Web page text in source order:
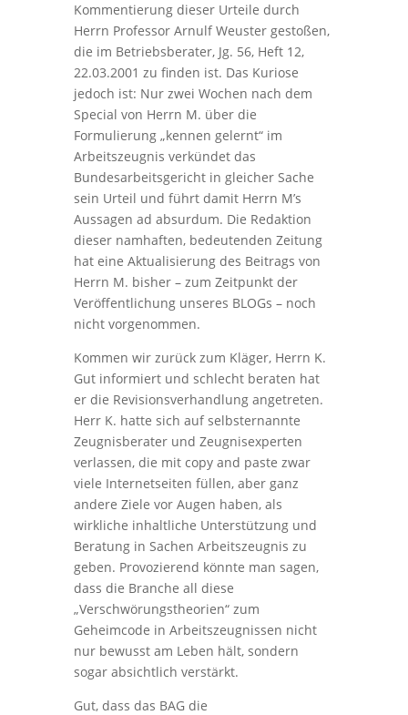
Kommentierung dieser Urteile durch
Herrn Professor Arnulf Weuster gestoßen,
die im Betriebsberater, Jg. 56, Heft 12,
22.03.2001 zu finden ist. Das Kuriose
jedoch ist: Nur zwei Wochen nach dem
Special von Herrn M. über die
Formulierung „kennen gelernt“ im
Arbeitszeugnis verkündet das
Bundesarbeitsgericht in gleicher Sache
sein Urteil und führt damit Herrn M’s
Aussagen ad absurdum. Die Redaktion
dieser namhaften, bedeutenden Zeitung
hat eine Aktualisierung des Beitrags von
Herrn M. bisher – zum Zeitpunkt der
Veröffentlichung unseres BLOGs – noch
nicht vorgenommen.
Kommen wir zurück zum Kläger, Herrn K.
Gut informiert und schlecht beraten hat
er die Revisionsverhandlung angetreten.
Herr K. hatte sich auf selbsternannte
Zeugnisberater und Zeugnisexperten
verlassen, die mit copy and paste zwar
viele Internetseiten füllen, aber ganz
andere Ziele vor Augen haben, als
wirkliche inhaltliche Unterstützung und
Beratung in Sachen Arbeitszeugnis zu
geben. Provozierend könnte man sagen,
dass die Branche all diese
„Verschwörungstheorien“ zum
Geheimcode in Arbeitszeugnissen nicht
nur bewusst am Leben hält, sondern
sogar absichtlich verstärkt.
Gut, dass das BAG die